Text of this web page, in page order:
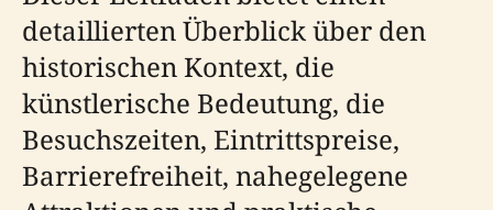
detaillierten Überblick über den
historischen Kontext, die
künstlerische Bedeutung, die
Besuchszeiten, Eintrittspreise,
Barrierefreiheit, nahegelegene